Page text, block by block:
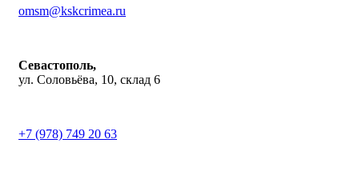
omsm@kskcrimea.ru
Севастополь,
ул. Соловьёва, 10, склад 6
+7 (978) 749 20 63